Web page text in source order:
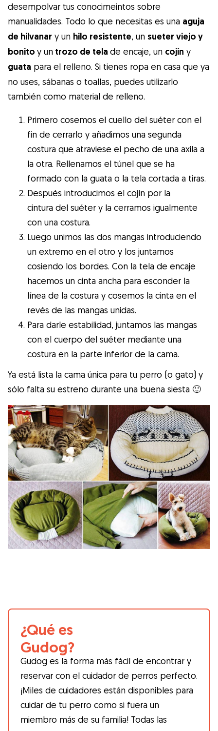
desempolvar tus conocimeintos sobre
manualidades. Todo lo que necesitas es una aguja
de hilvanar y un hilo resistente, un sueter viejo y
bonito y un trozo de tela de encaje, un cojín y
guata para el relleno. Si tienes ropa en casa que ya
no uses, sábanas o toallas, puedes utilizarlo
también como material de relleno.
Primero cosemos el cuello del suéter con el
fin de cerrarlo y añadimos una segunda
costura que atraviese el pecho de una axila a
la otra. Rellenamos el túnel que se ha
formado con la guata o la tela cortada a tiras.
Después introducimos el cojín por la
cintura del suéter y la cerramos igualmente
con una costura.
Luego unimos las dos mangas introduciendo
un extremo en el otro y los juntamos
cosiendo los bordes. Con la tela de encaje
hacemos un cinta ancha para esconder la
línea de la costura y cosemos la cinta en el
revés de las mangas unidas.
Para darle estabilidad, juntamos las mangas
con el cuerpo del suéter mediante una
costura en la parte inferior de la cama.
Ya está lista la cama única para tu perro (o gato) y
sólo falta su estreno durante una buena siesta 🙂
¿Qué es
Gudog?
Gudog es la forma más fácil de encontrar y
reservar con el cuidador de perros perfecto.
¡Miles de cuidadores están disponibles para
cuidar de tu perro como si fuera un
miembro más de su familia! Todas las